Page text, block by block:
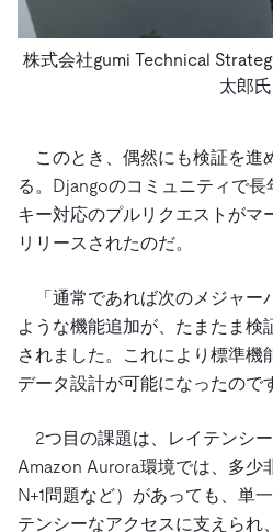
株式会社gumi Technical
太郎氏
このとき、偶然にも検証を進
る。Djangoのコミュニティで
キー対応のプルリクエストがマ
リリースされたのだ。
「通常であれば次のメジャー
ような機能追加が、たまたま検
されました。これにより標準機
データ設計が可能になったので
2つ目の課題は、レイテンシ
Amazon Aurora環境では、多少
N+1問題など）があっても、単
テンシーなアクセスに支えられ